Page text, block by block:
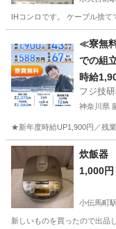
IHコンロです。 ケーブル捨
水天宮
≪寮無
での組
時給
フジ技
神奈川県
★新年度時給UP1,900円／残
神奈川 藤沢市 その他
炊飯器
1,000円
小伝馬町駅
新しいものを買ったので出品